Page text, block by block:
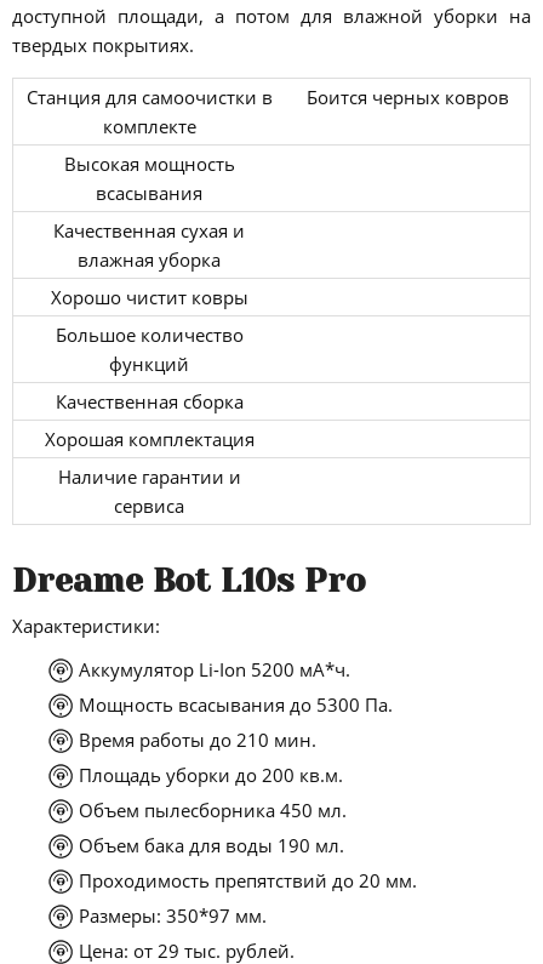
доступной площади, а потом для влажной уборки на
твердых покрытиях.
Станция для самоочистки в
комплекте
Боится черных ковров
Высокая мощность
всасывания
Качественная сухая и
влажная уборка
Хорошо чистит ковры
Большое количество
функций
Качественная сборка
Хорошая комплектация
Наличие гарантии и
сервиса
Dreame Bot L10s Pro
Характеристики:
Аккумулятор Li-Ion 5200 мА*ч.
Мощность всасывания до 5300 Па.
Время работы до 210 мин.
Площадь уборки до 200 кв.м.
Объем пылесборника 450 мл.
Объем бака для воды 190 мл.
Проходимость препятствий до 20 мм.
Размеры: 350*97 мм.
Цена: от 29 тыс. рублей.